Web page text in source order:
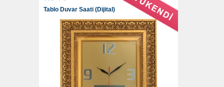
Tablo Duvar Saati (Dijital)